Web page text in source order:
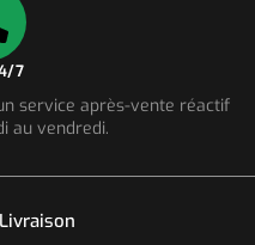
7
service après-vente réactif
au vendredi.
Livraison